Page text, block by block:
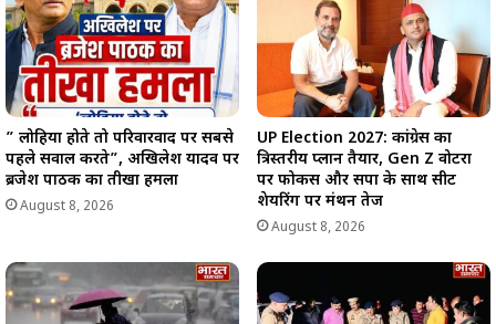
” लोहिया होते तो परिवारवाद पर सबसे
पहले सवाल करते”, अखिलेश यादव पर
ब्रजेश पाठक का तीखा हमला
August 8, 2026
UP Election 2027: कांग्रेस का
त्रिस्तरीय प्लान तैयार, Gen Z वोटरों
पर फोकस और सपा के साथ सीट
शेयरिंग पर मंथन तेज
August 8, 2026